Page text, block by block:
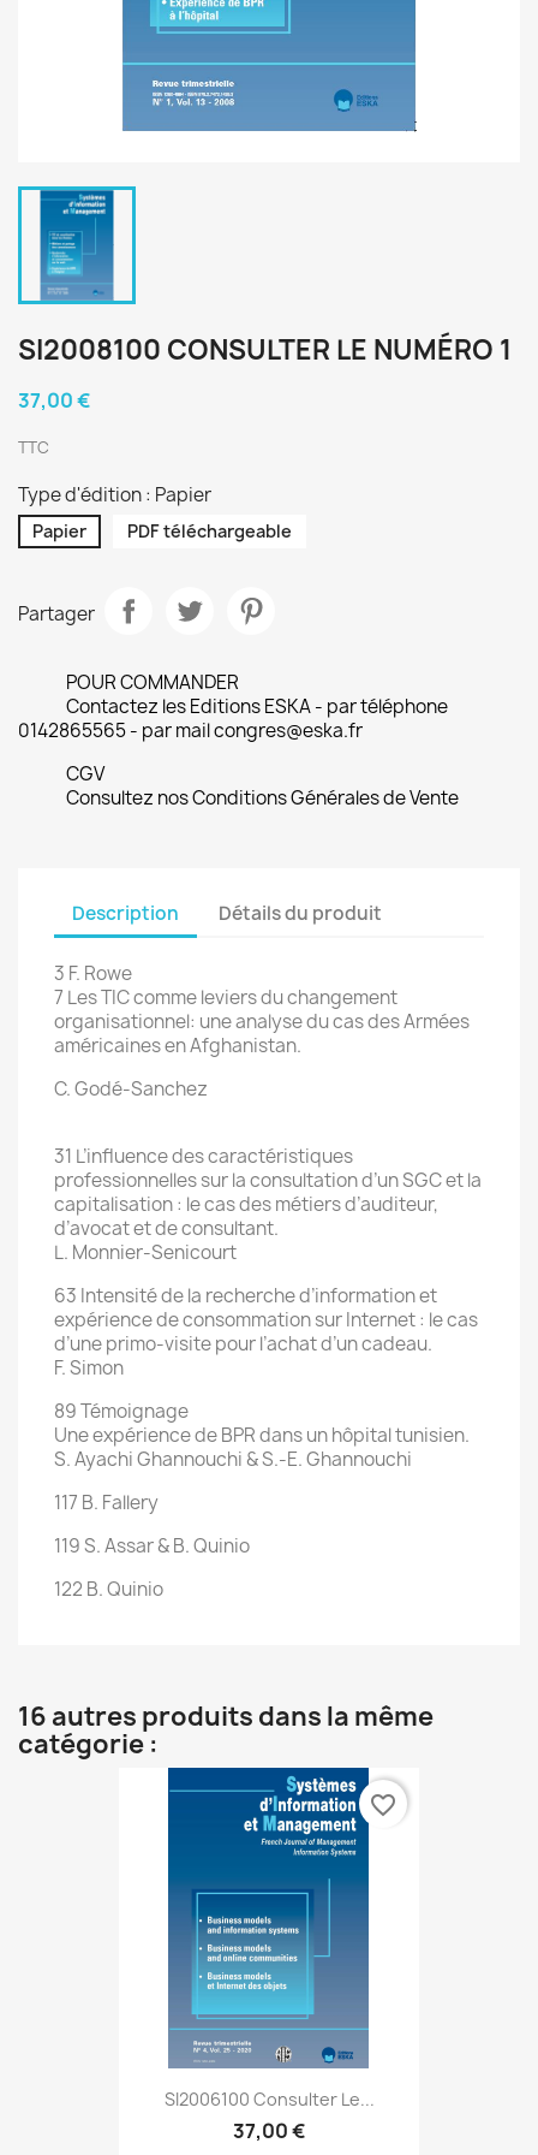
SI2008100 CONSULTER LE NUMÉRO 1
37,00 €
TTC
Type d'édition : Papier
Papier PDF téléchargeable
Partager
POUR COMMANDER
Contactez les Editions ESKA - par téléphone
0142865565 - par mail congres@eska.fr
CGV
Consultez nos Conditions Générales de Vente
Description Détails du produit
3 F. Rowe
7 Les TIC comme leviers du changement
organisationnel: une analyse du cas des Armées
américaines en Afghanistan.
C. Godé-Sanchez
31 L’influence des caractéristiques
professionnelles sur la consultation d’un SGC et la
capitalisation : le cas des métiers d’auditeur,
d’avocat et de consultant.
L. Monnier-Senicourt
63 Intensité de la recherche d’information et
expérience de consommation sur Internet : le cas
d’une primo-visite pour l’achat d’un cadeau.
F. Simon
89 Témoignage
Une expérience de BPR dans un hôpital tunisien.
S. Ayachi Ghannouchi & S.-E. Ghannouchi
117 B. Fallery
119 S. Assar & B. Quinio
122 B. Quinio
16 autres produits dans la même
catégorie :
SI2006100 Consulter Le...
37,00 €
favorite_border